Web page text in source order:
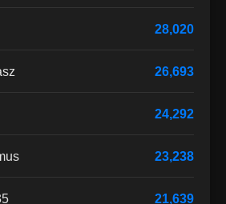
28,020
26,693
24,292
23,238
21,639